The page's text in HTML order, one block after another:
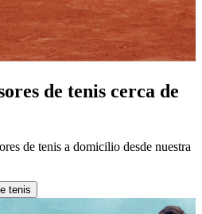
de tenis cerca de
de tenis a domicilio desde nuestra
tenis